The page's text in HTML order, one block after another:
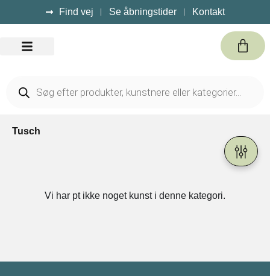
Find vej Se åbningstider Kontakt
Tusch
Vi har pt ikke noget kunst i denne kategori.